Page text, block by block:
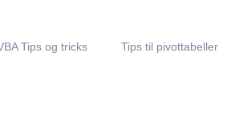
Tips og tricks Tips til pivottabeller